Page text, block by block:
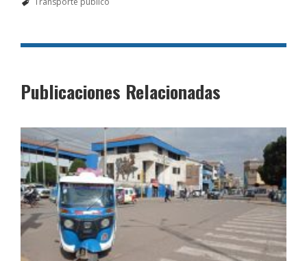
Publicaciones Relacionadas